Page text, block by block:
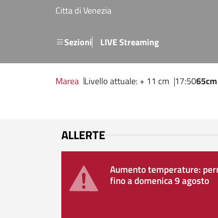
Salta al contenuto principale
Citta di Venezia
SezioniMenu secondario
LIVE Streaming
Marea Livello attuale: + 11 cm 17:5065cm
ALLERTE
Aumento temperature:
fino a domenica 9 agosto